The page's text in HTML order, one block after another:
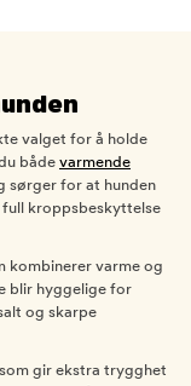
valget for å holde
både varmende
sørger for at hunden
full kroppsbeskyttelse
kombinerer varme og
blir hyggelige for
og skarpe
som gir ekstra trygghet